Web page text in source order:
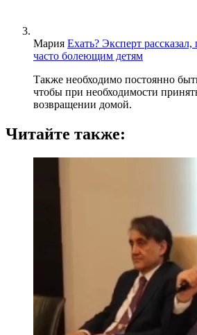
Мария Ехать? Эксперт рассказал,
часто болеющим детям
Также необходимо постоянно
чтобы при необходимости
возвращении домой.
Читайте также: